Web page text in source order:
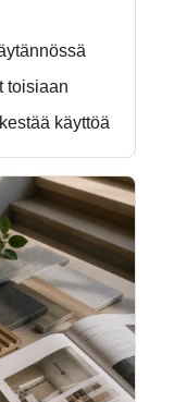
toisiaan
käyttöä